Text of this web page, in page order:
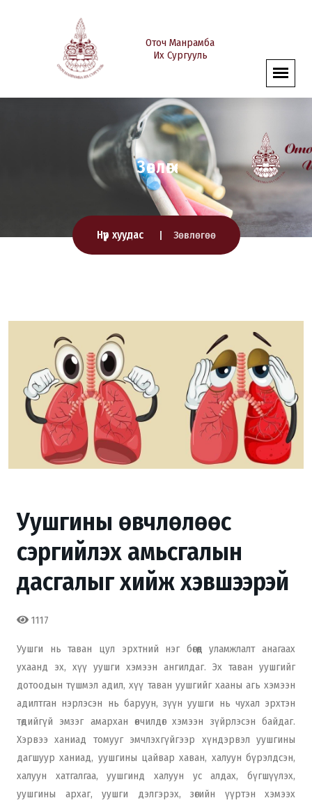
Оточ Манрамба
Их Сургууль
Зөвлөгөө
Нүүр хуудас Зөвлөгөө
Уушгины өвчлөлөөс
сэргийлэх амьсгалын
дасгалыг хийж хэвшээрэй
1117
Уушги нь таван цул эрхтний нэг бөгөөд уламжлалт анагаах
ухаанд эх, хүү уушги хэмээн ангилдаг. Эх таван уушгийг
дотоодын түшмэл адил, хүү таван уушгийг хааны агь хэмээн
адилтган нэрлэсэн нь баруун, зүүн уушги нь чухал эрхтэн
төдийгүй эмзэг амархан өвчилдөг хэмээн зүйрлэсэн байдаг.
Хэрвээ ханиад томууг эмчлэхгүйгээр хүндэрвэл уушгины
дагшуур ханиад, уушгины цайвар хаван, халуун бүрэлдсэн,
халуун хатгалгаа, уушгинд халуун ус алдах, бүгшүүлэх,
уушгины архаг, уушги дэлгэрэх, зөгийн үүртэн хэмээх